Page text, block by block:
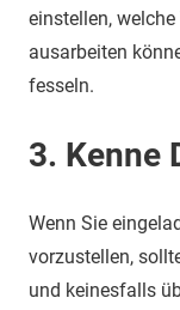
einstellen,
ausarbeiten
fesseln.
3. Kenne
Wenn Sie
vorzustellen,
und keinesfalls